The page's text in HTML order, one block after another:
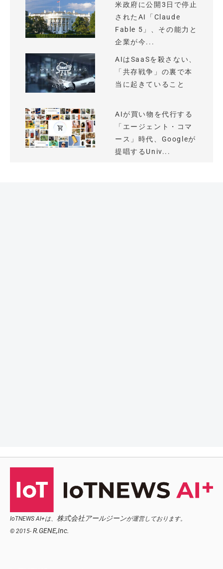
米政府に公開3日で停止
されたAI「Claude
Fable 5」、その能力と
企業が今...
AIはSaaSを殺さない、
「共存戦争」の裏で本
当に起きていること
AIが買い物を代行する
「エージェント・コマ
ース」時代、Googleが
提唱するUniv...
IoTNEWS AI+は、 株式会社アールジーンが運営しております。
© 2015- R.GENE,Inc.